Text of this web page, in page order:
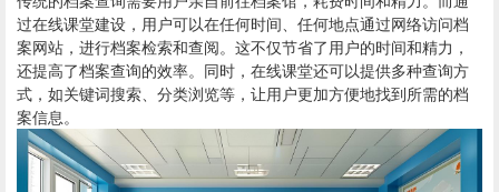
过在线课堂建设，用户可以在任何时间、任何地点通过网络访问档
案网站，进行档案检索和查阅。这不仅节省了用户的时间和精力，
还提高了档案查询的效率。同时，在线课堂还可以提供多种查询方
式，如关键词搜索、分类浏览等，让用户更加方便地找到所需的档
案信息。